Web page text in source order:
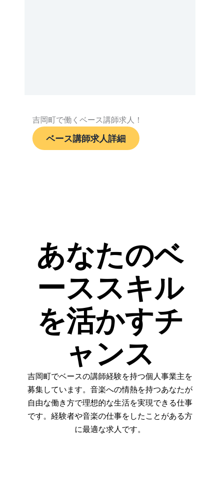
吉岡町で働くベース講師求人！
ベース講師求人詳細
あなたのベ
ーススキル
を活かすチ
ャンス
吉岡町でベースの講師経験を持つ個人事業主を
募集しています。音楽への情熱を持つあなたが
自由な働き方で理想的な生活を実現できる仕事
です。経験者や音楽の仕事をしたことがある方
に最適な求人です。